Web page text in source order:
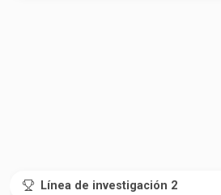
Línea de investigación 2